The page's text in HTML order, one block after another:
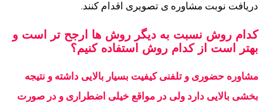
دریافت نوبت مشاوره ی تصویری اقدام کنند.
کدام روش نسبت به دیگر روش ها ارجح تر است و
بهتر است از کدام روش استفاده کنیم؟
مشاوره حضوری و تلفنی کیفیت بسیار بالایی داشته و نتیجه
بخشی بالایی دارد ولی در مواقع خیلی اضطراری و در صورت